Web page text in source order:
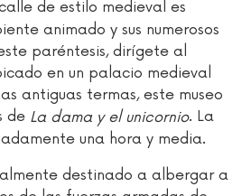
de estilo medieval es
animado y sus numerosos
paréntesis, dirígete al
en un palacio medieval
antiguas termas, este museo
de La dama y el unicornio. La
una hora y media.
destinado a albergar a